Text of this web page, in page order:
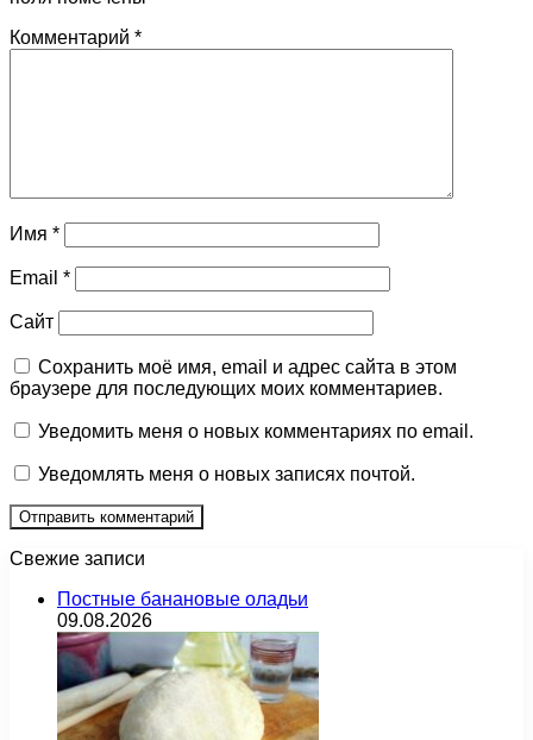
Комментарий *
Имя *
Email *
Сайт
Сохранить моё имя, email и адрес сайта в этом
браузере для последующих моих комментариев.
Уведомить меня о новых комментариях по email.
Уведомлять меня о новых записях почтой.
Свежие записи
Постные банановые оладьи
09.08.2026